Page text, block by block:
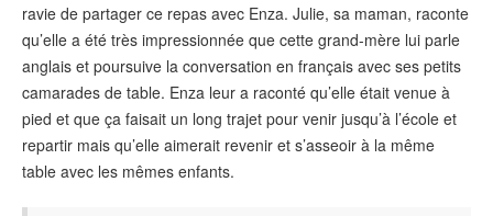
ravie de partager ce repas avec Enza. Julie, sa maman, raconte
qu’elle a été très impressionnée que cette grand-mère lui parle
anglais et poursuive la conversation en français avec ses petits
camarades de table. Enza leur a raconté qu’elle était venue à
pied et que ça faisait un long trajet pour venir jusqu’à l’école et
repartir mais qu’elle aimerait revenir et s’asseoir à la même
table avec les mêmes enfants.